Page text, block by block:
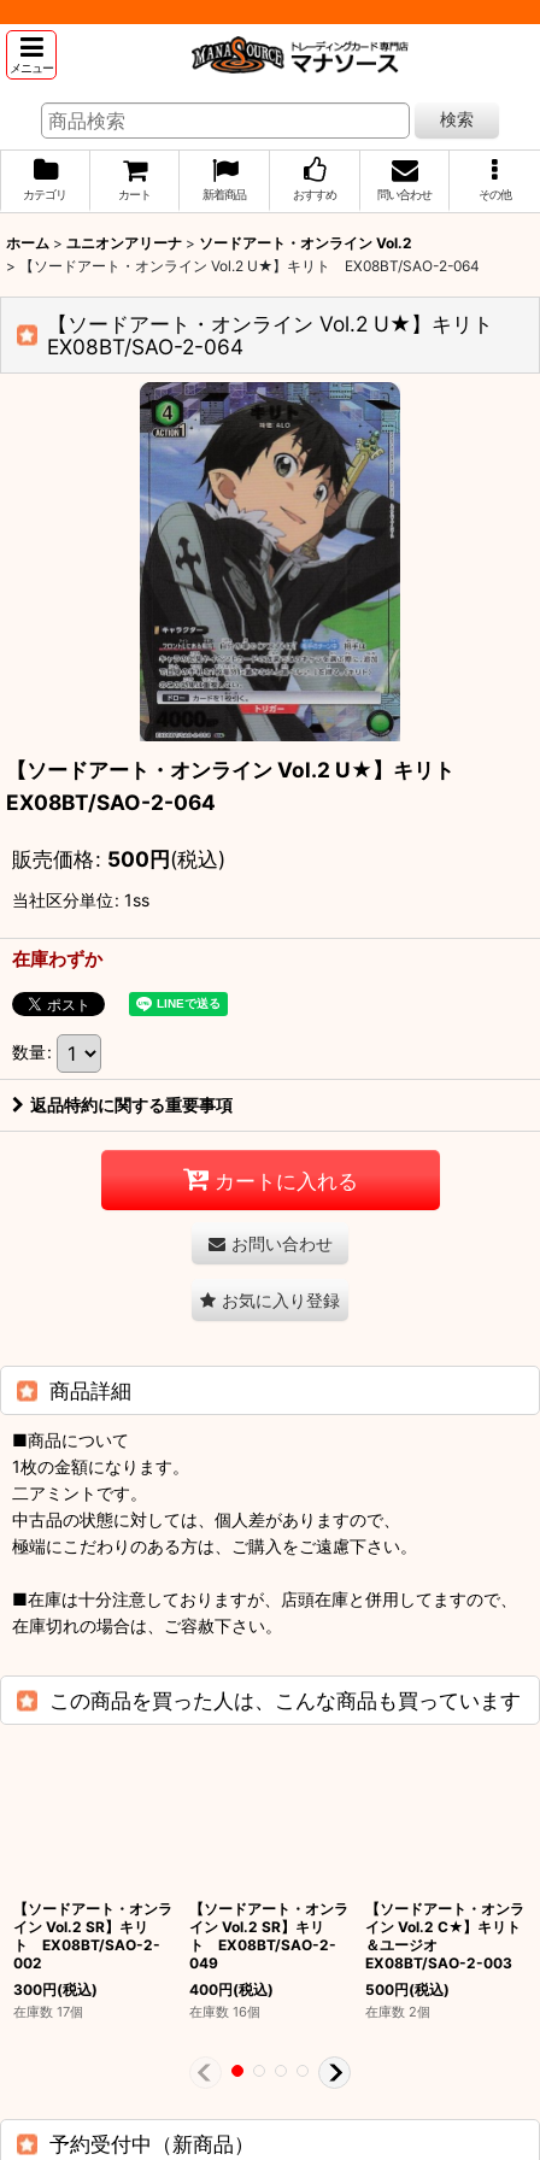
メニュー
検索
カテゴリ カート 新着商品 おすすめ 問い合わせ その他
ホーム > ユニオンアリーナ > ソードアート・オンライン Vol.2
>
【ソードアート・オンライン Vol.2 U★】キリト EX08BT/SAO-2-064
【ソードアート・オンライン Vol.2 U★】キリト
EX08BT/SAO-2-064
【ソードアート・オンライン Vol.2 U★】キリト
EX08BT/SAO-2-064
販売価格: 500円(税込)
当社区分単位: 1ss
在庫わずか
数量:
返品特約に関する重要事項
カートに入れる
お問い合わせ
お気に入り登録
商品詳細
■商品について
1枚の金額になります。
二アミントです。
中古品の状態に対しては、個人差がありますので、
極端にこだわりのある方は、ご購入をご遠慮下さい。
■在庫は十分注意しておりますが、店頭在庫と併用してますので、
在庫切れの場合は、ご容赦下さい。
この商品を買った人は、こんな商品も買っています
【ソードアート・オンラ
イン Vol.2 SR】キリ
ト EX08BT/SAO-2-
002
300円(税込)
在庫数 17個
【ソードアート・オンラ
イン Vol.2 SR】キリ
ト EX08BT/SAO-2-
049
400円(税込)
在庫数 16個
【ソードアート・オンラ
イン Vol.2 C★】キリト
＆ユージオ
EX08BT/SAO-2-003
500円(税込)
在庫数 2個
予約受付中（新商品）